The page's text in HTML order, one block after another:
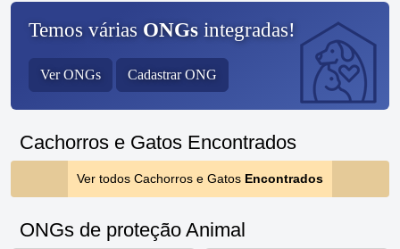
Temos várias ONGs integradas!
Ver ONGs Cadastrar ONG
Cachorros e Gatos Encontrados
Ver todos Cachorros e Gatos Encontrados
ONGs de proteção Animal